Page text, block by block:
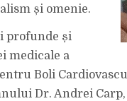
și omenie.
profunde și
medicale a
Boli
Dr. Andrei